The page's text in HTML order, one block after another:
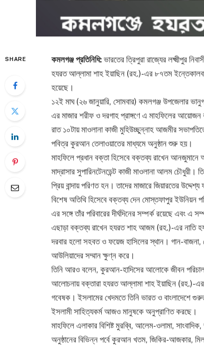
SHARE কমলগঞ্জ প্রতিনিধি: ভারতের ত্রিপুরা রাজ্যের লক্ষ্মীপুর
হযরত আল্লামা শাহ ইয়াছিন (রহ.)-এর ৮৭তম
হয়েছে।
১২ই মাঘ (২৬ জানুয়ারি, সোমবার) কমলগঞ্জ উপজেলার
এর মাজার শরীফ ও দরগাহ প্রাঙ্গণে এ মাহফিলের আয়োজন
রাত ১০টায় মাওলানা কাজী মুহিউচ্ছুন্নাহ আজমীর
পবিত্র কুরআন তেলাওয়াতের মাধ্যমে অনুষ্ঠান শুরু হয়।
মাহফিলে প্রধান বক্তা হিসেবে বক্তব্য রাখেন
মাদ্রাসার সুপারিনটেনডেন্ট কাজী মাওলানা আলম
প্রিয় বান্দায় পরিণত হন। তাদের মাজারে জিয়ারতের
বিশেষ অতিথি হিসেবে বক্তব্য দেন মোস্তফাপুর
এর সঙ্গে তাঁর পরিবারের দীর্ঘদিনের সম্পর্ক রয়েছে এবং এ
এছাড়া বক্তব্য রাখেন হযরত শাহ আজম (রহ.)-এর নাতি
দরবার হলো সহবত ও ফয়েজ হাসিলের স্থান। গান-বাজনা,
আউলিয়াদের সম্মান ক্ষুণ্ন করে।
তিনি আরও বলেন, কুরআন-হাদিসের আলোকে জীবন
আলোচনায় বক্তারা হযরত আল্লামা শাহ ইয়াছিন (রহ.)-
গবেষক। ইসলামের খেদমতে তিনি ভারত ও বাংলাদেশে
ইসলামী সাহিত্যকর্ম আজও মানুষকে অনুপ্রাণিত করছে।
মাহফিলে এলাকার বিশিষ্ট মুরব্বি, আলেম-ওলামা,
অনুষ্ঠানের বিভিন্ন পর্বে কুরআন খতম, জিকির-আজকার,